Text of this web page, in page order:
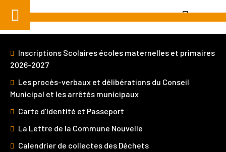
Inscriptions Scolaires écoles maternelles et primaires
2026-2027
Les procès-verbaux et délibérations du Conseil
Municipal et les arrêtés municipaux
Carte d’Identité et Passeport
La Lettre de la Commune Nouvelle
Calendrier de collectes des Déchets
Home» La Ville»Conseil des Jeunes» Conseil des